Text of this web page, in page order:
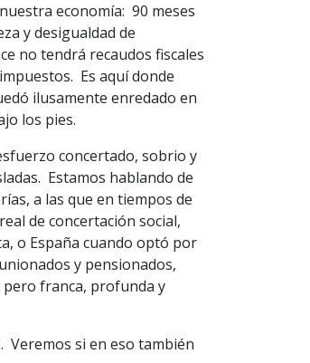
economía: 90 meses
y desigualdad de
no tendrá recaudos fiscales
Es aquí donde
ilusamente enredado en
los pies.
concertado, sobrio y
Estamos hablando de
a las que en tiempos de
de concertación social,
o España cuando optó por
y pensionados,
franca, profunda y
Veremos si en eso también